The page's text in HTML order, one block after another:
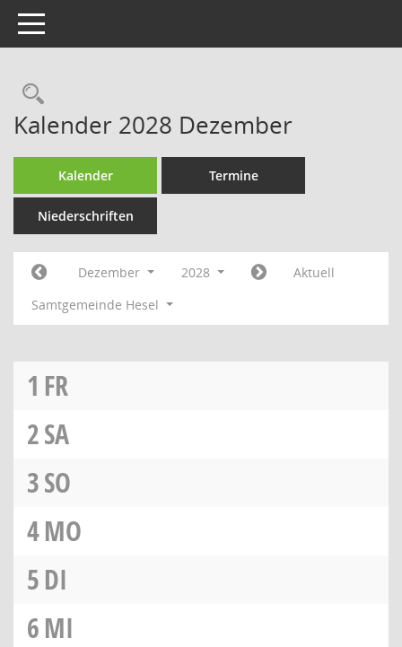
Toggle navigation
Rechercheauswahl
Kalender 2028 Dezember
Kalender Termine
Niederschriften
Dezember 2028
Aktuell
Samtgemeinde Hesel
1 FR
2SA
3SO
4MO
5DI
6MI